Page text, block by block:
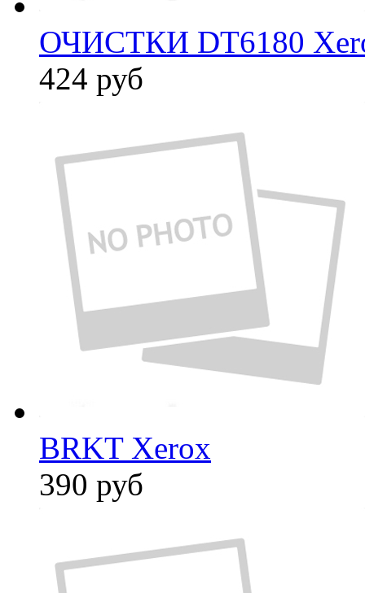
ОЧИСТКИ DT6180
424 руб
BRKT Xerox
390 руб